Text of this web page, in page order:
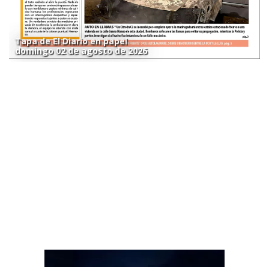
Tapa de El Diario en papel
domingo 02 de agosto de 2026